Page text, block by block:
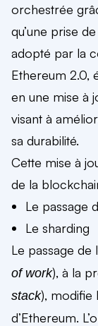
orchestrée
qu’une prise
adopté par la
Ethereum 2.0,
en une mise à
visant à
sa durabilité.
Cette mise à
de la
Le passage
Le sharding
Le passage de
of work), à la
stack), modifie
d’Ethereum.